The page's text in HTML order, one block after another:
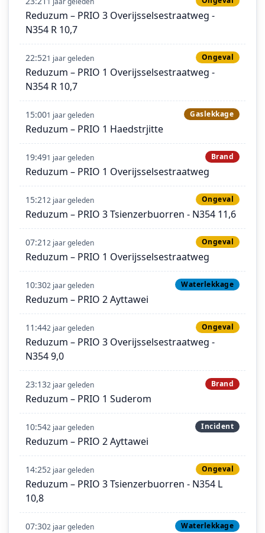
Reduzum – PRIO 3 Overijsselsestraatweg -
N354 R 10,7
22:521 jaar geleden Ongeval
Reduzum – PRIO 1 Overijsselsestraatweg -
N354 R 10,7
15:001 jaar geleden Gaslekkage
Reduzum – PRIO 1 Haedstrjitte
19:491 jaar geleden Brand
Reduzum – PRIO 1 Overijsselsestraatweg
15:212 jaar geleden Ongeval
Reduzum – PRIO 3 Tsienzerbuorren - N354 11,6
07:212 jaar geleden Ongeval
Reduzum – PRIO 1 Overijsselsestraatweg
10:302 jaar geleden Waterlekkage
Reduzum – PRIO 2 Ayttawei
11:442 jaar geleden Ongeval
Reduzum – PRIO 3 Overijsselsestraatweg -
N354 9,0
23:132 jaar geleden Brand
Reduzum – PRIO 1 Suderom
10:542 jaar geleden Incident
Reduzum – PRIO 2 Ayttawei
14:252 jaar geleden Ongeval
Reduzum – PRIO 3 Tsienzerbuorren - N354 L
10,8
07:302 jaar geleden Waterlekkage